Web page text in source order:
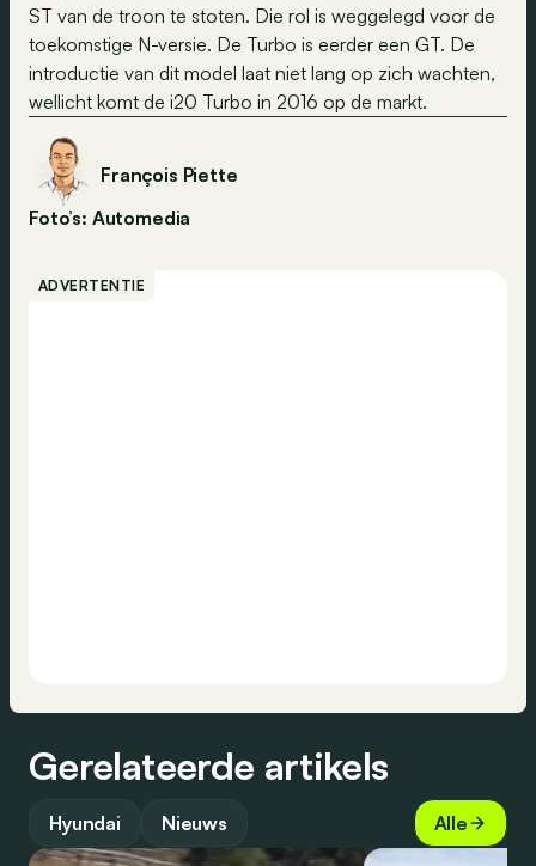
ST van de troon te stoten. Die rol is weggelegd voor de
toekomstige N-versie. De Turbo is eerder een GT. De
introductie van dit model laat niet lang op zich wachten,
wellicht komt de i20 Turbo in 2016 op de markt.
François Piette
Foto’s: Automedia
ADVERTENTIE
Gerelateerde artikels
Hyundai Nieuws Alle